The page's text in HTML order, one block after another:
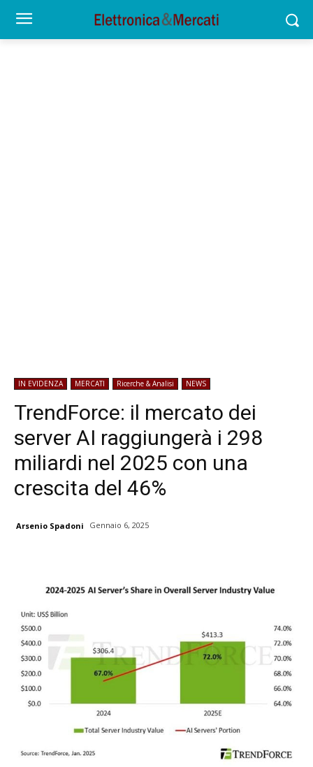
IN EVIDENZA MERCATI Ricerche & Analisi NEWS
TrendForce: il mercato dei
server AI raggiungerà i 298
miliardi nel 2025 con una
crescita del 46%
Arsenio Spadoni Gennaio 6, 2025